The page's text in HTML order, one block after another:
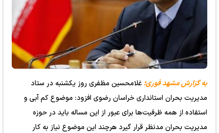
به گزارش مشهد فوری؛ غلامحسین مظفری روز یکشنبه در ستاد
مدیریت بحران استانداری خراسان رضوی افزود: موضوع کم آبی و
استفاده از همه ظرفیت‌ها برای عبور از این مساله باید در حوزه
مدیریت بحران مدنظر قرار گیرد هرچند این موضوع نیاز به کار